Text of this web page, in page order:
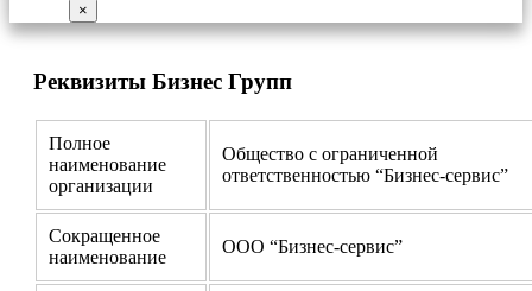
×
Реквизиты Бизнес Групп
Полное
наименование
организации
Общество с ограниченной
ответственностью “Бизнес-сервис”
Сокращенное
наименование
ООО “Бизнес-сервис”